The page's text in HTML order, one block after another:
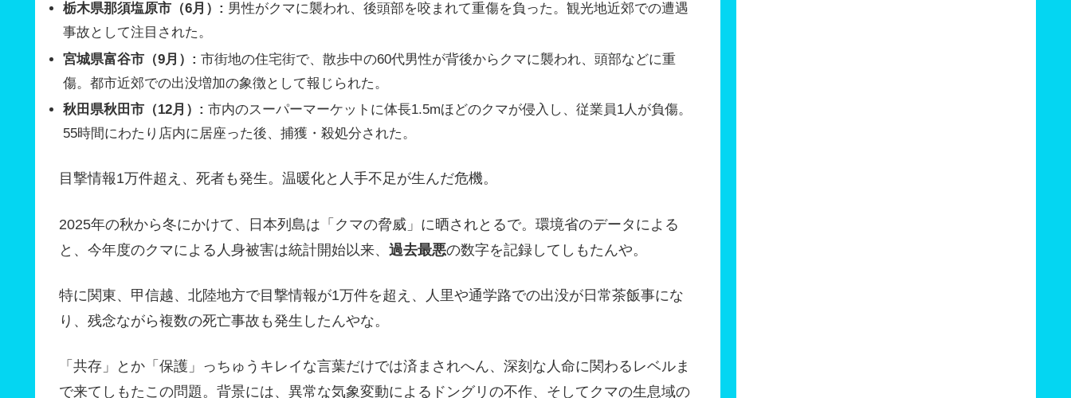
栃木県那須塩原市（6月）: 男性がクマに襲われ、後頭部を咬まれて重傷を負った。観光地近郊での遭遇
事故として注目された。
宮城県富谷市（9月）: 市街地の住宅街で、散歩中の60代男性が背後からクマに襲われ、頭部などに重
傷。都市近郊での出没増加の象徴として報じられた。
秋田県秋田市（12月）: 市内のスーパーマーケットに体長1.5mほどのクマが侵入し、従業員1人が負傷。
55時間にわたり店内に居座った後、捕獲・殺処分された。
目撃情報1万件超え、死者も発生。温暖化と人手不足が生んだ危機。
2025年の秋から冬にかけて、日本列島は「クマの脅威」に晒されとるで。環境省のデータによる
と、今年度のクマによる人身被害は統計開始以来、 過去最悪の数字を記録してしもたんや。
特に関東、甲信越、北陸地方で目撃情報が1万件を超え、人里や通学路での出没が日常茶飯事にな
り、残念ながら複数の死亡事故も発生したんやな。
「共存」とか「保護」っちゅうキレイな言葉だけでは済まされへん、深刻な人命に関わるレベルま
で来てしもたこの問題。背景には、異常な気象変動によるドングリの不作、そしてクマの生息域の